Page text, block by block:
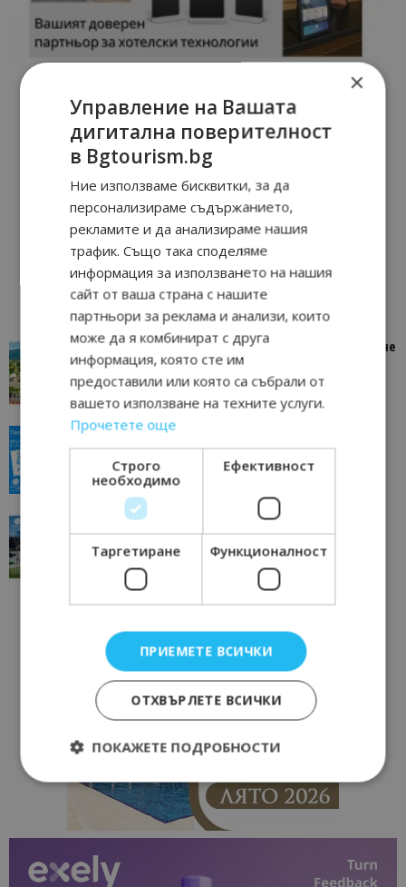
“Пощенска картичка от…”: Петрич – Изживяване
отвъд очакваното
Петрич 11/07/2026 11:22
“Пощенска картичка от…”: Пловдив, градът на
всички времена
Пловдив 23/06/2026 10:00
“Пощенска картичка от…”: Перник – град на
традициите, културата и вдъхновяващите...
Перник 17/06/2026 09:01
×
Управление на Вашата
дигитална поверителност
в Bgtourism.bg
Ние използваме бисквитки, за да
персонализираме съдържанието,
рекламите и да анализираме нашия
трафик. Също така споделяме
информация за използването на нашия
сайт от ваша страна с нашите
партньори за реклама и анализи, които
може да я комбинират с друга
информация, която сте им
предоставили или която са събрали от
вашето използване на техните услуги.
Прочетете още
Строго
необходимо
Ефективност
Таргетиране Функционалност
ПРИЕМЕТЕ ВСИЧКИ
ОТХВЪРЛЕТЕ ВСИЧКИ
ПОКАЖЕТЕ ПОДРОБНОСТИ
Строго необходимо
Строго необходимите бисквитки позволяват